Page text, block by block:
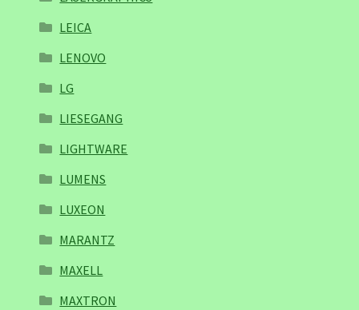
LEICA
LENOVO
LG
LIESEGANG
LIGHTWARE
LUMENS
LUXEON
MARANTZ
MAXELL
MAXTRON